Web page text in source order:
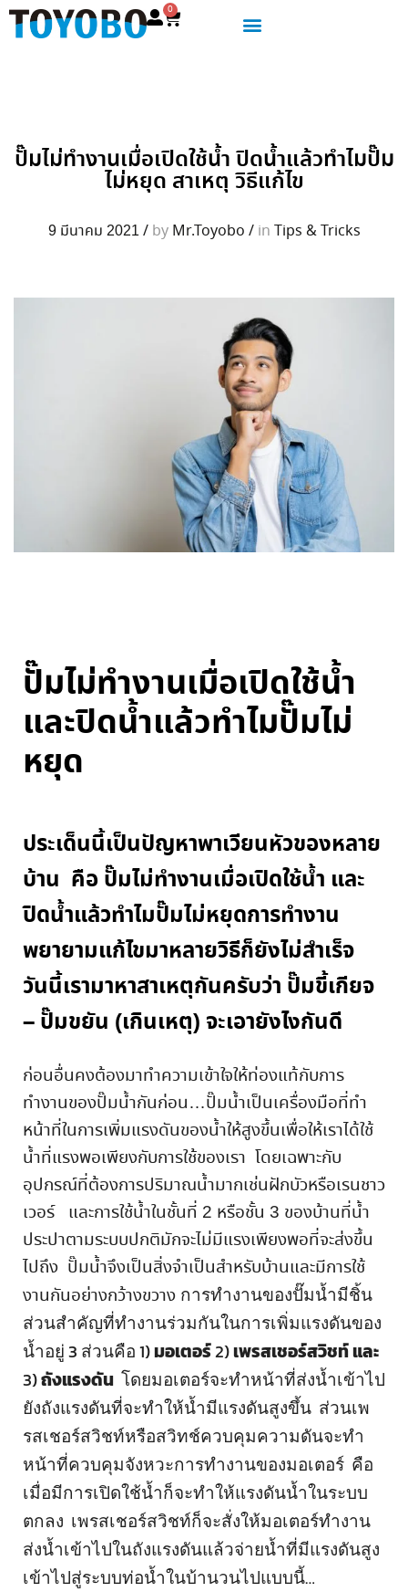
0
ปั๊มไม่ทำงานเมื่อเปิดใช้น้ำ ปิดน้ำแล้วทำไมปั๊ม
ไม่หยุด สาเหตุ วิธีแก้ไข
9 มีนาคม 2021/by Mr.Toyobo /in Tips & Tricks
ปั๊มไม่ทำงานเมื่อเปิดใช้น้ำ
และปิดน้ำแล้วทำไมปั๊มไม่
หยุด
ประเด็นนี้เป็นปัญหาพาเวียนหัวของหลาย
บ้าน คือ ปั๊มไม่ทำงานเมื่อเปิดใช้น้ำ และ
ปิดน้ำแล้วทำไมปั๊มไม่หยุดการทำงาน
พยายามแก้ไขมาหลายวิธีก็ยังไม่สำเร็จ
วันนี้เรามาหาสาเหตุกันครับว่า ปั๊มขี้เกียจ
– ปั๊มขยัน (เกินเหตุ) จะเอายังไงกันดี
ก่อนอื่นคงต้องมาทำความเข้าใจให้ท่องแท้กับการ
ทำงานของปั๊มน้ำกันก่อน…ปั๊มน้ำเป็นเครื่องมือที่ทำ
หน้าที่ในการเพิ่มแรงดันของน้ำให้สูงขึ้นเพื่อให้เราได้ใช้
น้ำที่แรงพอเพียงกับการใช้ของเรา โดยเฉพาะกับ
อุปกรณ์ที่ต้องการปริมาณน้ำมากเช่นฝักบัวหรือเรนชาว
เวอร์ และการใช้น้ำในชั้นที่ 2 หรือชั้น 3 ของบ้านที่น้ำ
ประปาตามระบบปกติมักจะไม่มีแรงเพียงพอที่จะส่งขึ้น
ไปถึง ปั๊มน้ำจึงเป็นสิ่งจำเป็นสำหรับบ้านและมีการใช้
งานกันอย่างกว้างขวาง การทำงานของปั๊มน้ำมีชิ้น
ส่วนสำคัญที่ทำงานร่วมกันในการเพิ่มแรงดันของ
น้ำอยู่ 3 ส่วนคือ 1)มอเตอร์2)เพรสเชอร์สวิชท์และ
3)ถังแรงดัน โดยมอเตอร์จะทำหน้าที่ส่งน้ำเข้าไป
ยังถังแรงดันที่จะทำให้น้ำมีแรงดันสูงขึ้น ส่วนเพ
รสเชอร์สวิชท์หรือสวิทช์ควบคุมความดันจะทำ
หน้าที่ควบคุมจังหวะการทำงานของมอเตอร์ คือ
เมื่อมีการเปิดใช้น้ำก็จะทำให้แรงดันน้ำในระบบ
ตกลง เพรสเชอร์สวิชท์ก็จะสั่งให้มอเตอร์ทำงาน
ส่งน้ำเข้าไปในถังแรงดันแล้วจ่ายน้ำที่มีแรงดันสูง
เข้าไปสู่ระบบท่อน้ำในบ้านวนไปแบบนี้…